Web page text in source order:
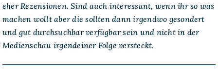
eher Rezensionen. Sind auch interessant, wenn ihr so was
machen wollt aber die sollten dann irgendwo gesondert
und gut durchsuchbar verfügbar sein und nicht in der
Medienschau irgendeiner Folge versteckt.